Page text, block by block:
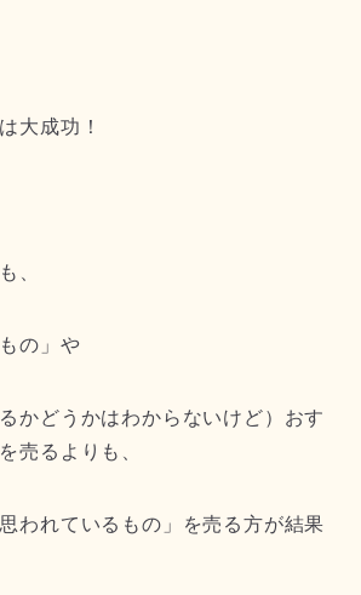
大成功！
、
の」や
かどうかはわからないけど）おす
売るよりも、
われているもの」を売る方が結果